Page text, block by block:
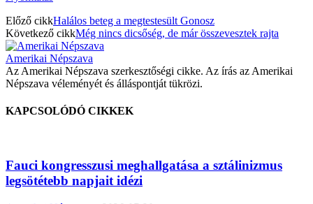
Előző cikkHalálos beteg a megtestesült Gonosz
Következő cikkMég nincs dicsőség, de már összevesztek rajta
Amerikai Népszava
Az Amerikai Népszava szerkesztőségi cikke. Az írás az Amerikai
Népszava véleményét és álláspontját tükrözi.
KAPCSOLÓDÓ CIKKEK
Fauci kongresszusi meghallgatása a sztálinizmus
legsötétebb napjait idézi